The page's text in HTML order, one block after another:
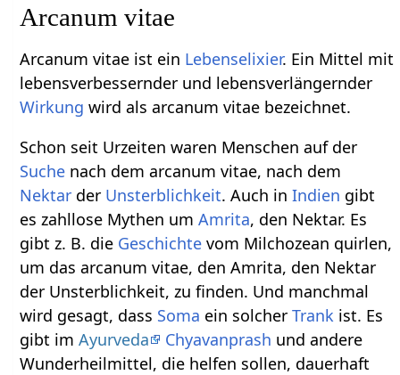
Arcanum vitae
Arcanum vitae ist ein Lebenselixier. Ein Mittel mit
lebensverbessernder und lebensverlängernder
Wirkung wird als arcanum vitae bezeichnet.
Schon seit Urzeiten waren Menschen auf der
Suche nach dem arcanum vitae, nach dem
Nektar der Unsterblichkeit. Auch inIndien gibt
es zahllose Mythen umAmrita, den Nektar. Es
gibt z. B. die Geschichte vom Milchozean quirlen,
um das arcanum vitae, den Amrita, den Nektar
der Unsterblichkeit, zu finden. Und manchmal
wird gesagt, dass Soma ein solcherTrank ist. Es
gibt imAyurveda Chyavanprash und andere
Wunderheilmittel, die helfen sollen, dauerhaft